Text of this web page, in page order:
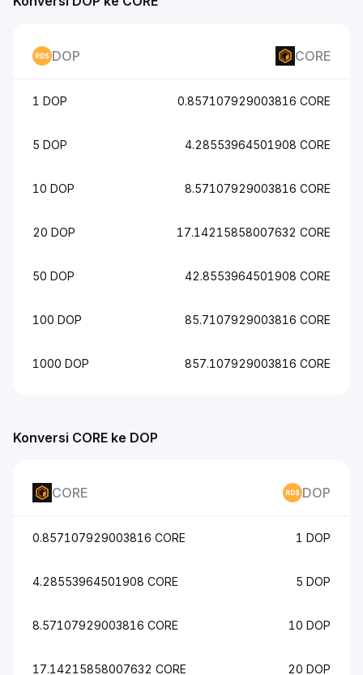
Konversi CORE ke DOP
CORE DOP
0.857107929003816 CORE 1 DOP
4.28553964501908 CORE 5 DOP
8.57107929003816 CORE 10 DOP
17.14215858007632 CORE 20 DOP
DOP CORE
1 DOP 0.857107929003816 CORE
5 DOP 4.28553964501908 CORE
10 DOP 8.57107929003816 CORE
20 DOP 17.14215858007632 CORE
50 DOP 42.8553964501908 CORE
100 DOP 85.7107929003816 CORE
1000 DOP 857.107929003816 CORE